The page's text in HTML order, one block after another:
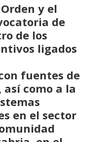
y el
de
de los
ligados
fuentes de
como a la
en el sector